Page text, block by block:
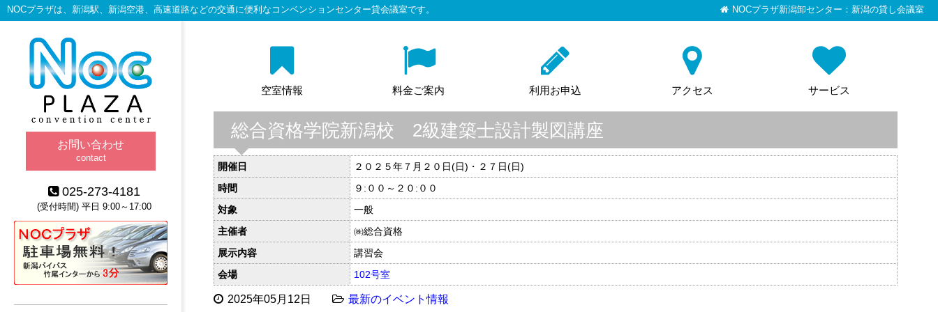
NOCプラザは、新潟駅、新潟空港、高速道路などの交通に便利なコンベンションセンター貸会議室です。 NOCプラザ新潟卸センター：新潟の貸し会議室
空室情報 料金ご案内 利用お申込 アクセス サービス
総合資格学院新潟校 2級建築士設計製図講座
開催日
２０２５年７月２０日(日)・２７日(日)
時間
９:００～２０:００
対象
一般
主催者
㈱総合資格
展示内容
講習会
会場
102号室
2025年05月12日 最新のイベント情報
お問い合わせ
contact
025-273-4181
(受付時間) 平日 9:00～17:00